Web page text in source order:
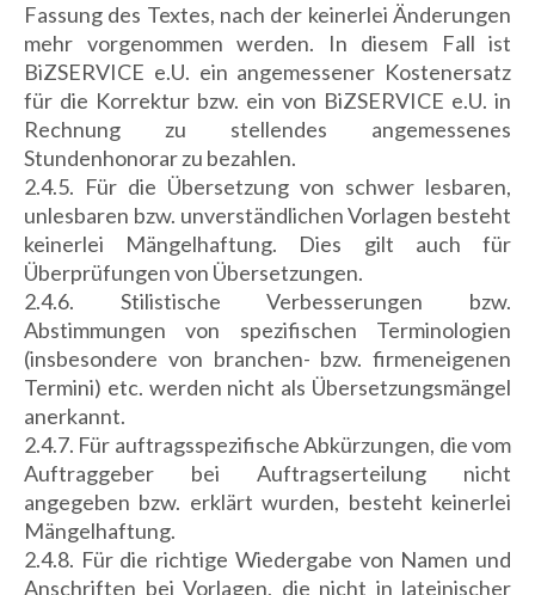
Fassung des Textes, nach der keinerlei Änderungen
mehr vorgenommen werden. In diesem Fall ist
BiZSERVICE e.U. ein angemessener Kostenersatz
für die Korrektur bzw. ein von BiZSERVICE e.U. in
Rechnung zu stellendes angemessenes
Stundenhonorar zu bezahlen.
2.4.5. Für die Übersetzung von schwer lesbaren,
unlesbaren bzw. unverständlichen Vorlagen besteht
keinerlei Mängelhaftung. Dies gilt auch für
Überprüfungen von Übersetzungen.
2.4.6. Stilistische Verbesserungen bzw.
Abstimmungen von spezifischen Terminologien
(insbesondere von branchen- bzw. firmeneigenen
Termini) etc. werden nicht als Übersetzungsmängel
anerkannt.
2.4.7. Für auftragsspezifische Abkürzungen, die vom
Auftraggeber bei Auftragserteilung nicht
angegeben bzw. erklärt wurden, besteht keinerlei
Mängelhaftung.
2.4.8. Für die richtige Wiedergabe von Namen und
Anschriften bei Vorlagen, die nicht in lateinischer